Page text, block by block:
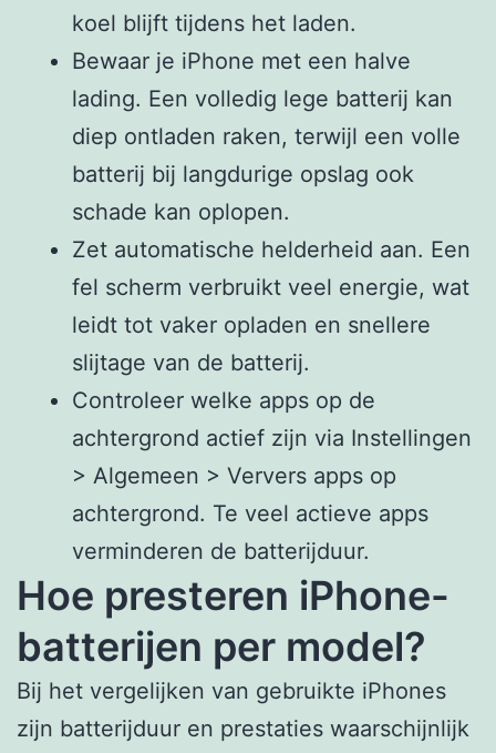
koel blijft tijdens het laden.
Bewaar je iPhone met een halve
lading. Een volledig lege batterij kan
diep ontladen raken, terwijl een volle
batterij bij langdurige opslag ook
schade kan oplopen.
Zet automatische helderheid aan. Een
fel scherm verbruikt veel energie, wat
leidt tot vaker opladen en snellere
slijtage van de batterij.
Controleer welke apps op de
achtergrond actief zijn via Instellingen
> Algemeen > Ververs apps op
achtergrond. Te veel actieve apps
verminderen de batterijduur.
Hoe presteren iPhone-
batterijen per model?
Bij het vergelijken van gebruikte iPhones
zijn batterijduur en prestaties waarschijnlijk